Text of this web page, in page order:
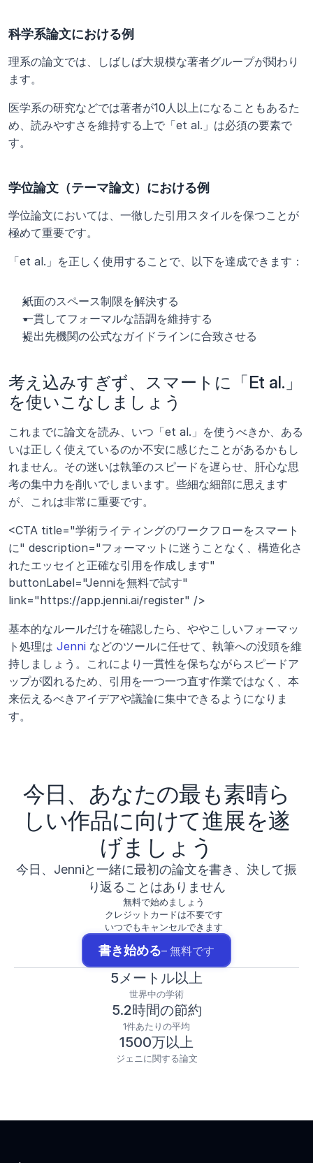
科学系論文における例
理系の論文では、しばしば大規模な著者グループが関わり
ます。
医学系の研究などでは著者が10人以上になることもあるた
め、読みやすさを維持する上で「et al.」は必須の要素で
す。
学位論文（テーマ論文）における例
学位論文においては、一徹した引用スタイルを保つことが
極めて重要です。
「et al.」を正しく使用することで、以下を達成できます：
紙面のスペース制限を解決する
一貫してフォーマルな語調を維持する
提出先機関の公式なガイドラインに合致させる
考え込みすぎず、スマートに「Et al.」
を使いこなしましょう
これまでに論文を読み、いつ「et al.」を使うべきか、ある
いは正しく使えているのか不安に感じたことがあるかもし
れません。その迷いは執筆のスピードを遅らせ、肝心な思
考の集中力を削いでしまいます。些細な細部に思えます
が、これは非常に重要です。
<CTA title="学術ライティングのワークフローをスマート
に" description="フォーマットに迷うことなく、構造化さ
れたエッセイと正確な引用を作成します"
buttonLabel="Jenniを無料で試す"
link="https://app.jenni.ai/register" />
基本的なルールだけを確認したら、ややこしいフォーマッ
ト処理は Jenni などのツールに任せて、執筆への没頭を維
持しましょう。これにより一貫性を保ちながらスピードア
ップが図れるため、引用を一つ一つ直す作業ではなく、本
来伝えるべきアイデアや議論に集中できるようになりま
す。
今日、あなたの最も素晴ら
しい作品に向けて進展を遂
げましょう
今日、Jenniと一緒に最初の論文を書き、決して振
り返ることはありません
無料で始めましょう
クレジットカードは不要です
いつでもキャンセルできます
書き始める– 無料です
5メートル以上
世界中の学術
5.2時間の節約
1件あたりの平均
1500万以上
ジェニに関する論文